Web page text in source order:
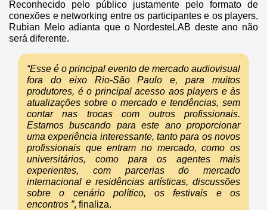
Reconhecido pelo público justamente pelo formato de
conexões e networking entre os participantes e os players,
Rubian Melo adianta que o NordesteLAB deste ano não
será diferente.
“Esse é o principal evento de mercado audiovisual
fora do eixo Rio-São Paulo e, para muitos
produtores, é o principal acesso aos players e às
atualizações sobre o mercado e tendências, sem
contar nas trocas com outros profissionais.
Estamos buscando para este ano proporcionar
uma experiência interessante, tanto para os novos
profissionais que entram no mercado, como os
universitários, como para os agentes mais
experientes, com parcerias do mercado
internacional e residências artísticas, discussões
sobre o cenário político, os festivais e os
encontros ”, finaliza.